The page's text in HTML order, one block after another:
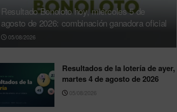
Resultado Bonoloto hoy, miércoles 5 de
agosto de 2026: combinación ganadora oficial
05/08/2026
Resultados de la lotería de ayer,
martes 4 de agosto de 2026
05/08/2026